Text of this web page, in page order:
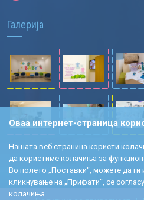
Галерија
Оваа интернет-страница
Нашата веб страница користи
да користиме колачиња за
Во полето „Поставки“, можете да ги
кликнување на „Прифати“, се
колачиња.